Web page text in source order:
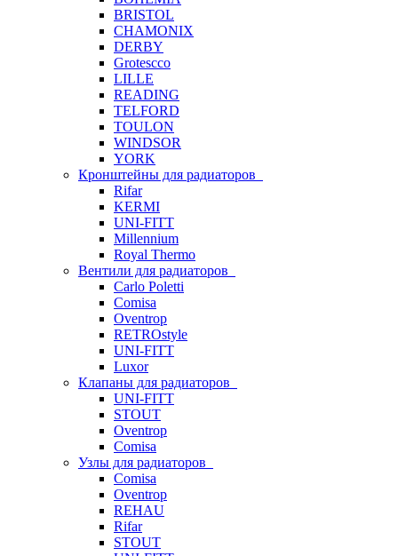
BRISTOL
CHAMONIX
DERBY
Grotescco
LILLE
READING
TELFORD
TOULON
WINDSOR
YORK
Кронштейны для радиаторов
Rifar
KERMI
UNI-FITT
Millennium
Royal Thermo
Вентили для радиаторов
Carlo Poletti
Comisa
Oventrop
RETROstyle
UNI-FITT
Luxor
Клапаны для радиаторов
UNI-FITT
STOUT
Oventrop
Comisa
Узлы для радиаторов
Comisa
Oventrop
REHAU
Rifar
STOUT